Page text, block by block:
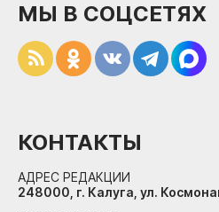
МЫ В СОЦСЕТЯХ
КОНТАКТЫ
АДРЕС РЕДАКЦИИ
248000, г. Калуга, ул.